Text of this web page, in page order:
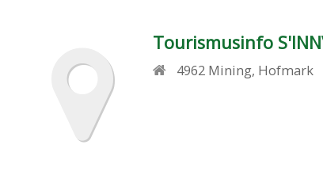
Tourismusinfo
4962 Mining, Hofmark